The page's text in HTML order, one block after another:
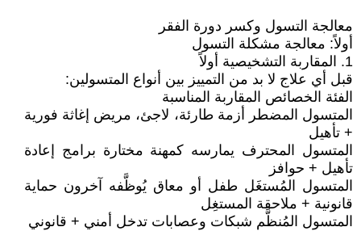
معالجة التسول وكسر دورة الفقر
أولاً: معالجة مشكلة التسول
1. المقاربة التشخيصية أولاً
قبل أي علاج لا بد من التمييز بين أنواع المتسولين:
الفئة الخصائص المقاربة المناسبة
المتسول المضطر أزمة طارئة، لاجئ، مريض إغاثة فورية
+ تأهيل
المتسول المحترف يمارسه كمهنة مختارة برامج إعادة
تأهيل + حوافز
المتسول المُستغَل طفل أو معاق يُوظَّفه آخرون حماية
قانونية + ملاحقة المستغِل
المتسول المُنظَّم شبكات وعصابات تدخل أمني + قانوني